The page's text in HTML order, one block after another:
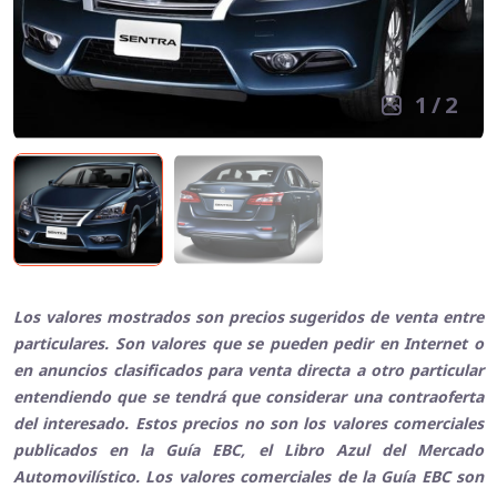
1 /2
Los valores mostrados son precios sugeridos de venta entre
particulares. Son valores que se pueden pedir en Internet o
en anuncios clasificados para venta directa a otro particular
entendiendo que se tendrá que considerar una contraoferta
del interesado. Estos precios no son los valores comerciales
publicados en la Guía EBC, el Libro Azul del Mercado
Automovilístico. Los valores comerciales de la Guía EBC son